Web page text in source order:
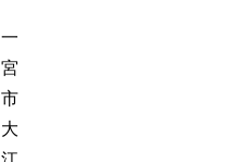
一
宮
市
大